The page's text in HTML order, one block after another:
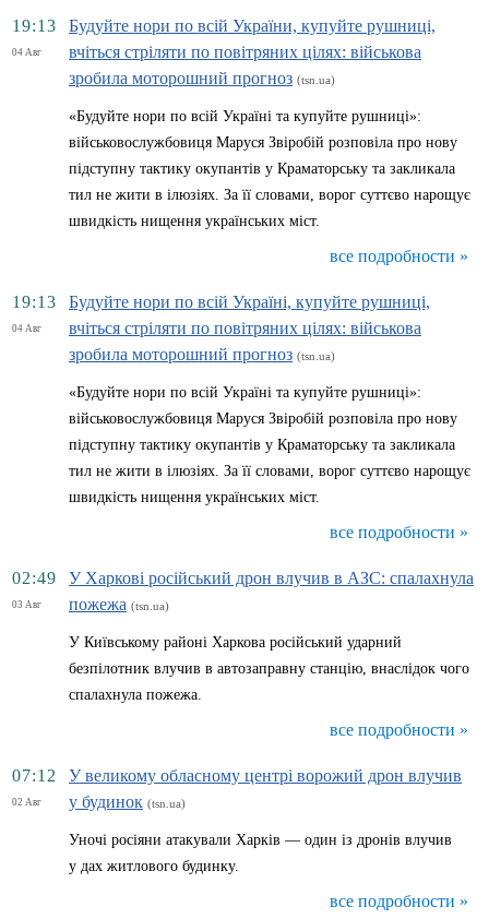
19:13
04 Авг
Будуйте нори по всій України, купуйте рушниці,
вчіться стріляти по повітряних цілях: військова
зробила моторошний прогноз (tsn.ua)
«Будуйте нори по всій Україні та купуйте рушниці»:
військовослужбовиця Маруся Звіробій розповіла про нову
підступну тактику окупантів у Краматорську та закликала
тил не жити в ілюзіях. За її словами, ворог суттєво нарощує
швидкість нищення українських міст.
все подробности »
19:13
04 Авг
Будуйте нори по всій Україні, купуйте рушниці,
вчіться стріляти по повітряних цілях: військова
зробила моторошний прогноз (tsn.ua)
«Будуйте нори по всій Україні та купуйте рушниці»:
військовослужбовиця Маруся Звіробій розповіла про нову
підступну тактику окупантів у Краматорську та закликала
тил не жити в ілюзіях. За її словами, ворог суттєво нарощує
швидкість нищення українських міст.
все подробности »
02:49
03 Авг
У Харкові російський дрон влучив в АЗС: спалахнула
пожежа (tsn.ua)
У Київському районі Харкова російський ударний
безпілотник влучив в автозаправну станцію, внаслідок чого
спалахнула пожежа.
все подробности »
07:12
02 Авг
У великому обласному центрі ворожий дрон влучив
у будинок (tsn.ua)
Уночі росіяни атакували Харків — один із дронів влучив
у дах житлового будинку.
все подробности »